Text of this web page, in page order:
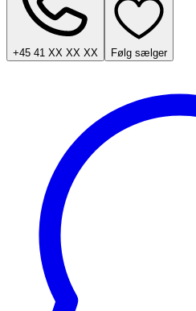
+45 41 XX XX XX Følg sælger